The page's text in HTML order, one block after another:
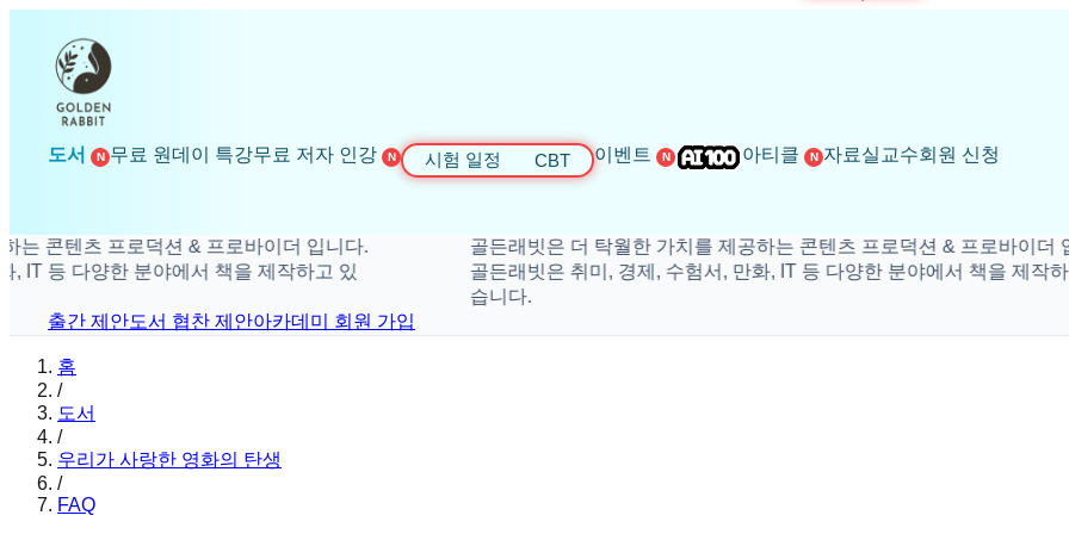
도서 N 무료 원데이 특강무료 저자 인강 N 시험 일정 CBT 이벤트 N 아티클 N 자료실 교수회원 신청
텐츠 프로덕션 & 프로바이더 입니다.
다양한 분야에서 책을 제작하고 있
골든래빗은 더 탁월한 가치를 제공하는 콘텐츠 프로덕션 & 프로바이더 입니다.
골든래빗은 취미, 경제, 수험서, 만화, IT 등 다양한 분야에서 책을 제작하고 있
습니다.
출간 제안도서 협찬 제안아카데미 회원 가입
홈
/
도서
/
우리가 사랑한 영화의 탄생
/
FAQ